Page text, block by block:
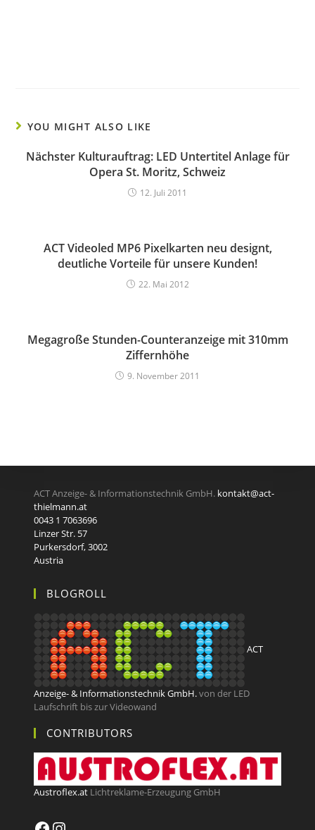
YOU MIGHT ALSO LIKE
Nächster Kulturauftrag: LED Untertitel Anlage für
Opera St. Moritz, Schweiz
12. Juli 2011
ACT Videoled MP6 Pixelkarten neu designt,
deutliche Vorteile für unsere Kunden!
22. Mai 2012
Megagroße Stunden-Counteranzeige mit 310mm
Ziffernhöhe
9. November 2011
ACT Anzeige- & Informationstechnik GmbH. kontakt@act-
thielmann.at
0043 1 7063696
Linzer Str. 57
Purkersdorf,3002
Austria
BLOGROLL
ACT
Anzeige- & Informationstechnik GmbH.von der LED
Laufschrift bis zur Videowand
CONTRIBUTORS
Austroflex.at Lichtreklame-Erzeugung GmbH